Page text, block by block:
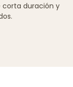
corta duración y